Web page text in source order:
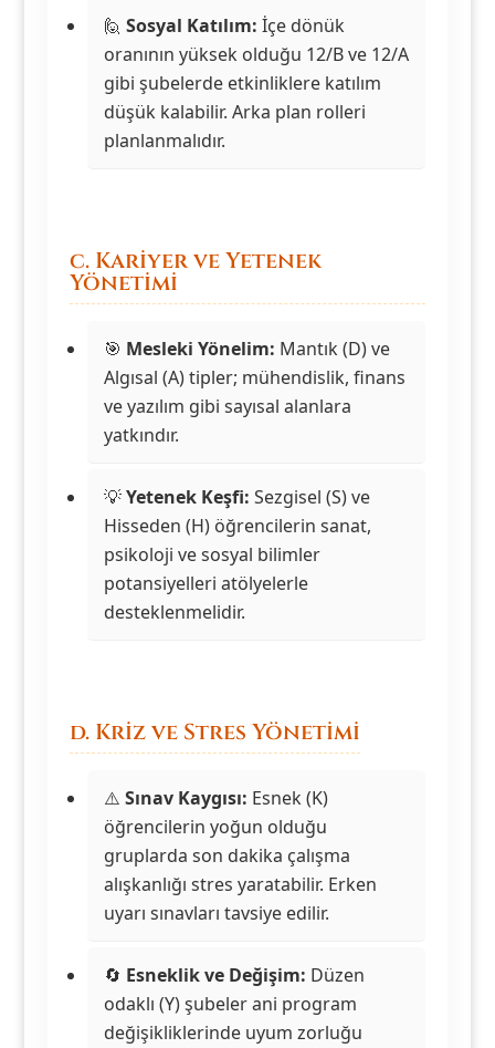
🙋 Sosyal Katılım: İçe dönük
oranının yüksek olduğu 12/B ve 12/A
gibi şubelerde etkinliklere katılım
düşük kalabilir. Arka plan rolleri
planlanmalıdır.
c. Kariyer ve Yetenek
Yönetimi
🎯 Mesleki Yönelim: Mantık (D) ve
Algısal (A) tipler; mühendislik, finans
ve yazılım gibi sayısal alanlara
yatkındır.
💡Yetenek Keşfi: Sezgisel (S) ve
Hisseden (H) öğrencilerin sanat,
psikoloji ve sosyal bilimler
potansiyelleri atölyelerle
desteklenmelidir.
d. Kriz ve Stres Yönetimi
⚠️ Sınav Kaygısı: Esnek (K)
öğrencilerin yoğun olduğu
gruplarda son dakika çalışma
alışkanlığı stres yaratabilir. Erken
uyarı sınavları tavsiye edilir.
🔄 Esneklik ve Değişim: Düzen
odaklı (Y) şubeler ani program
değişikliklerinde uyum zorluğu